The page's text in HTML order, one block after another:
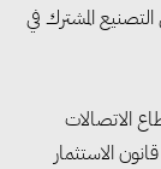
المشترك في
الاتصالات
الاستثمار